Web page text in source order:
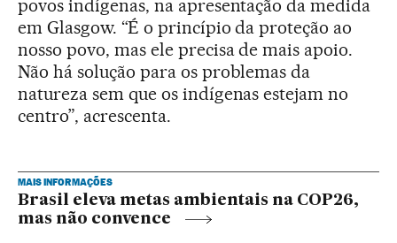
povos indígenas, na apresentação da medida
em Glasgow. “É o princípio da proteção ao
nosso povo, mas ele precisa de mais apoio.
Não há solução para os problemas da
natureza sem que os indígenas estejam no
centro”, acrescenta.
MAIS INFORMAÇÕES
Brasil eleva metas ambientais na COP26,
mas não convence